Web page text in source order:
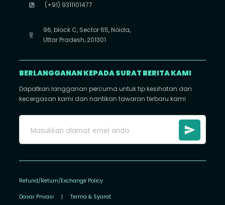
(+91) 9311101477
96, block C, Sector 65, Noida,
Uttar Pradesh, 201301
BERLANGGANAN KEPADA SURAT BERITA KAMI
Dapatkan langganan percuma untuk tip kesihatan dan
kecergasan kami dan nantikan tawaran terbaru kami
Refund/Return/Exchange Policy
Dasar Privasi | Terma & Syarat